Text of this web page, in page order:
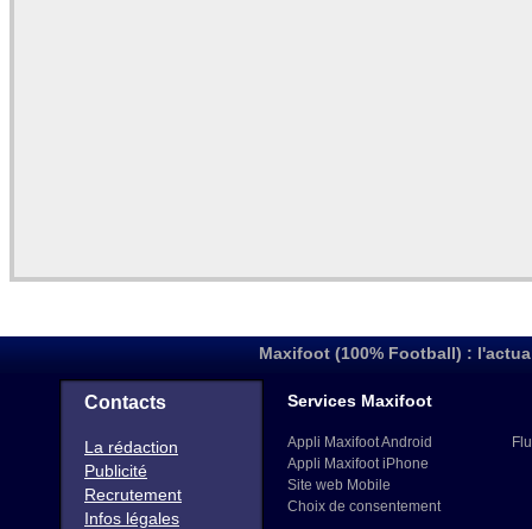
Maxifoot (100% Football) :
Contacts
La rédaction
Publicité
Recrutement
Infos légales
Services Maxifoot
Appli Maxifoot Android
Appli Maxifoot iPhone
Site web Mobile
Choix de consentement